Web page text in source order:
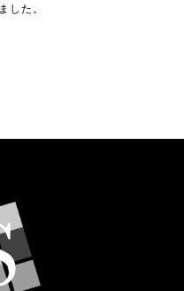
ました。